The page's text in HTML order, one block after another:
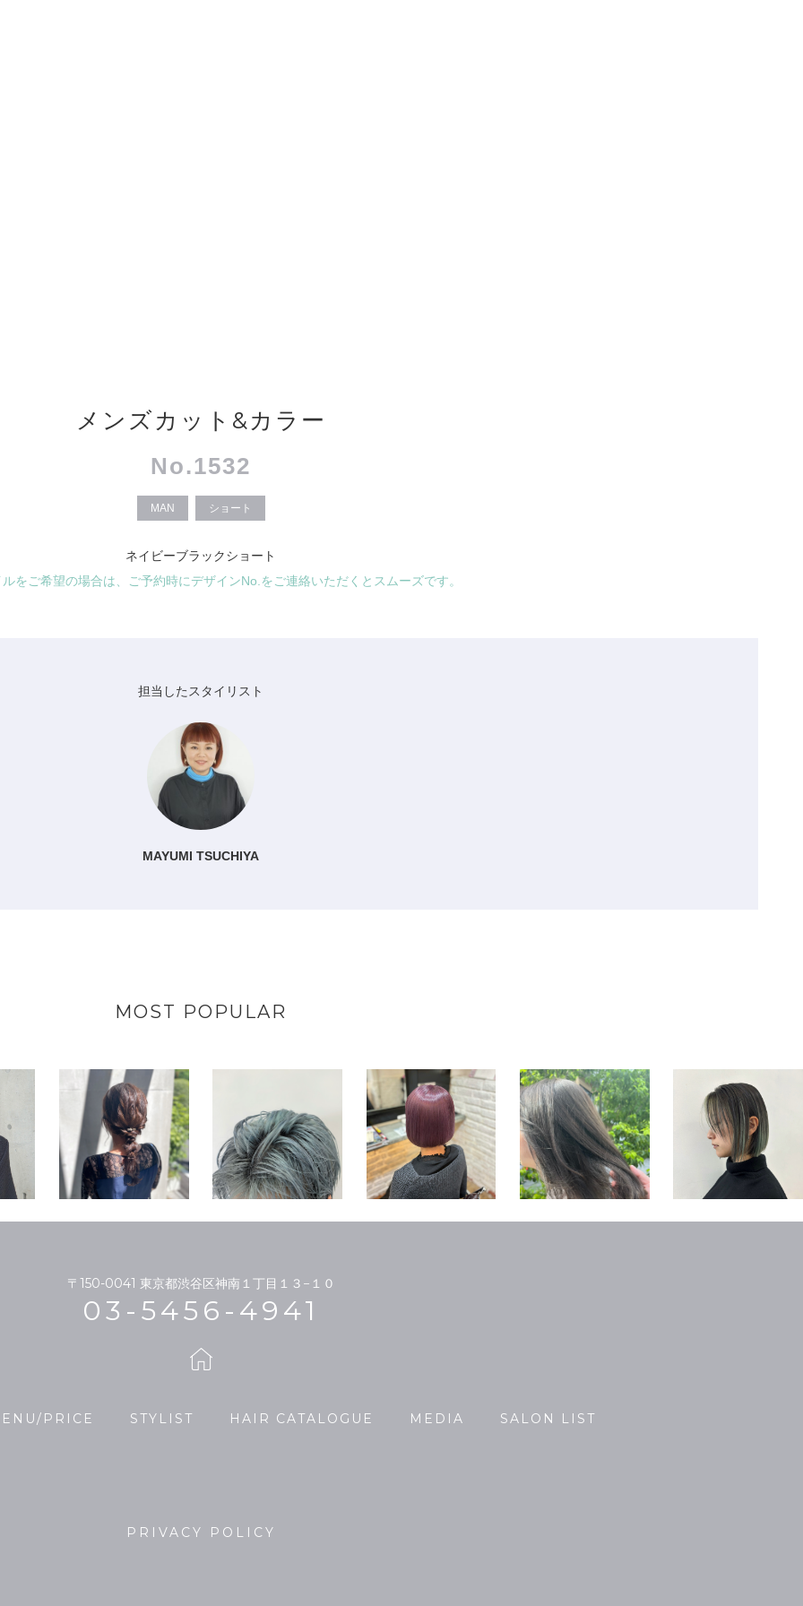
メンズカット&カラー
No.1532
MAN ショート
ネイビーブラックショート
をご希望の場合は、ご予約時にデザインNo.をご連絡いただくとスムーズです。
担当したスタイリスト
MAYUMI TSUCHIYA
MOST POPULAR
〒150-0041 東京都渋谷区神南１丁目１３−１０
03-5456-4941
PRICE STYLIST HAIR CATALOGUE MEDIA SALON LIST
PRIVACY POLICY